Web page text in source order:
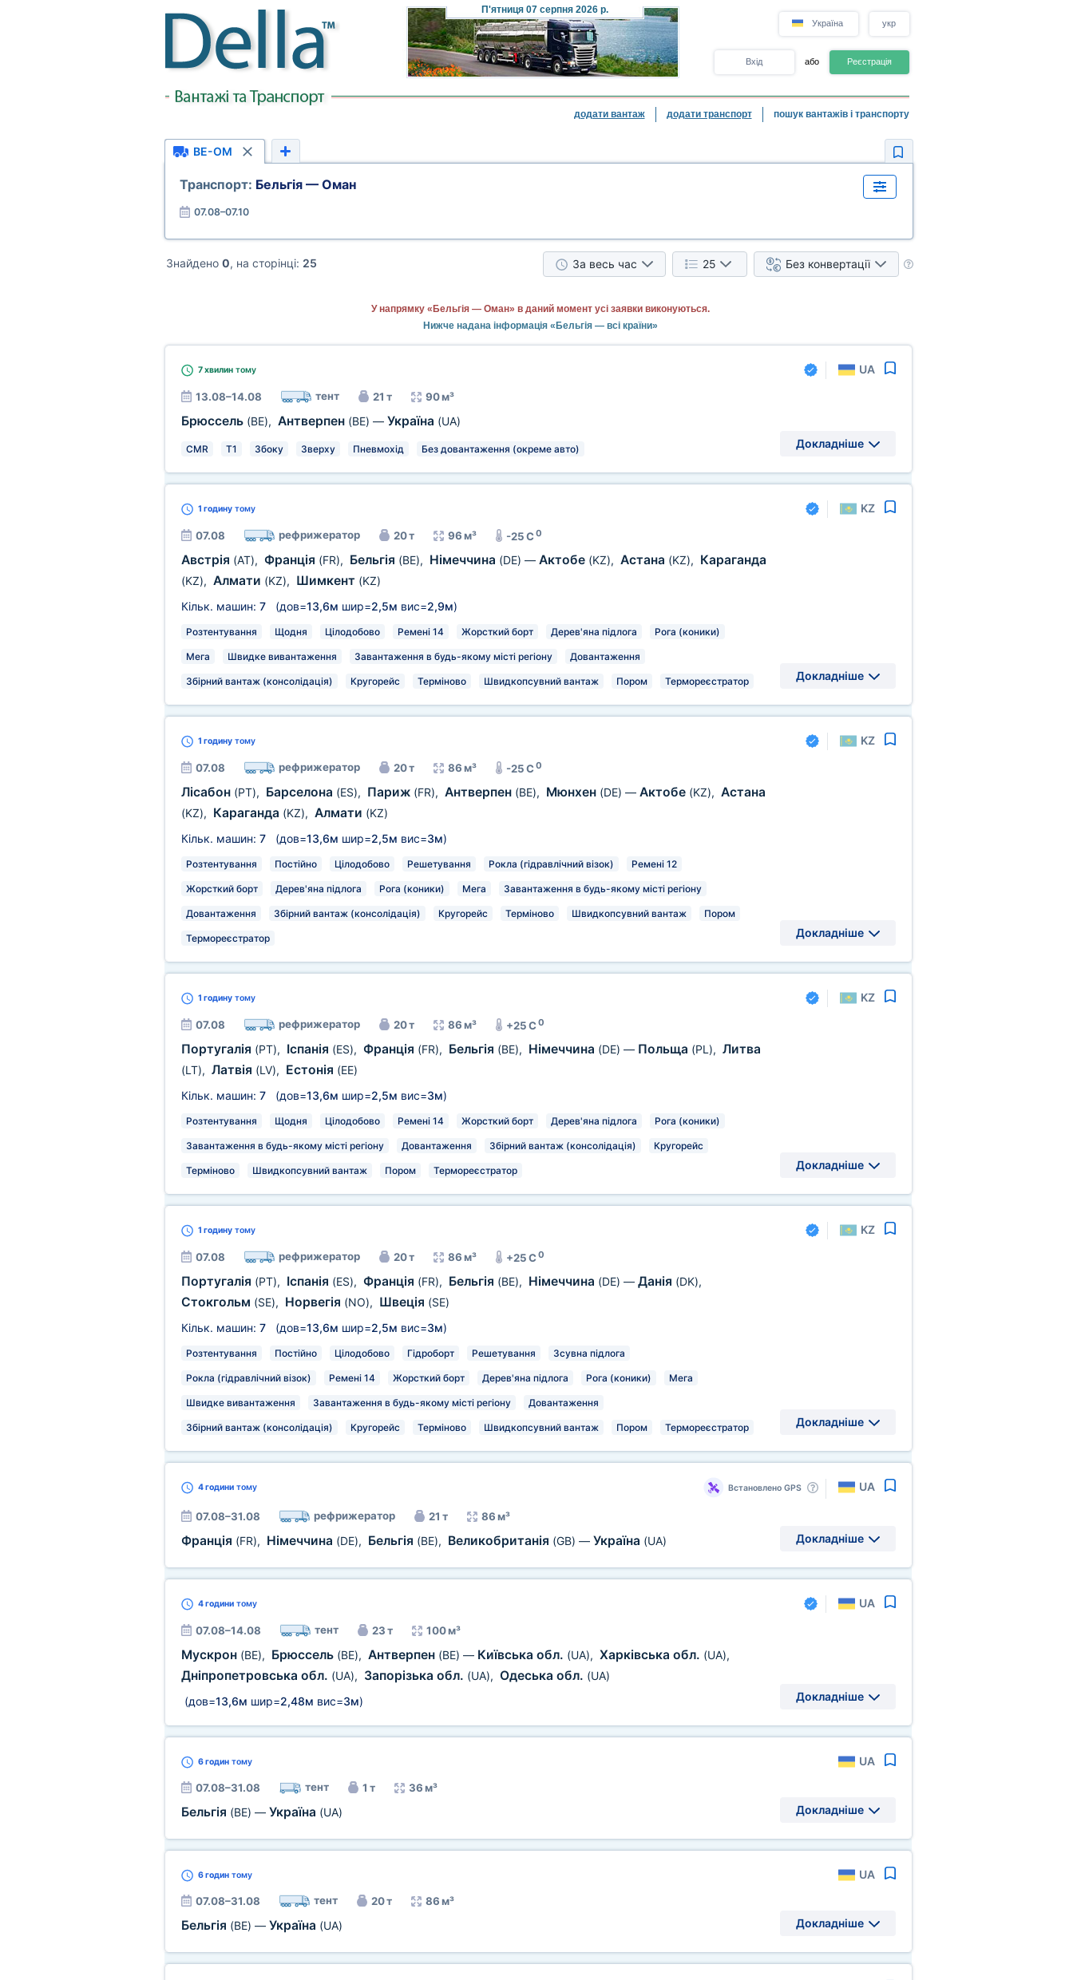
П'ятниця07 серпня 2026 р.
Україна укр
Вхід або Реєстрація
додати вантаж додати транспорт пошук вантажів і транспорту
BE-OM
Транспорт: Бельгія — Оман
07.08–07.10
Знайдено 0, на сторінці: 25 За весь час 25 Без конвертації
У напрямку «Бельгія — Оман» в даний момент усі заявки виконуються.
Нижче надана інформація «Бельгія — всі країни»
7 хвилинтому UA
13.08–14.08 тент 21 т 90 м³
Брюссель (BE), Антверпен (BE) — Україна (UA)
CMR T1 Збоку Зверху Пневмохід Без довантаження (окреме авто) Докладніше
1 годинутому KZ
07.08 рефрижератор 20 т 96 м³ -25 C0
Австрія (AT), Франція (FR), Бельгія (BE), Німеччина (DE) — Актобе (KZ), Астана (KZ), Караганда
(KZ), Алмати (KZ), Шимкент (KZ)
Кільк. машин: 7(дов=13,6м шир=2,5м вис=2,9м)
Розтентування Щодня Цілодобово Ремені 14 Жорсткий борт Дерев'яна підлога Рога (коники)
Мега Швидке вивантаження Завантаження в будь-якому місті регіону Довантаження
Збірний вантаж (консолідація) Кругорейс Терміново Швидкопсувний вантаж Пором Термореєстратор Докладніше
1 годинутому KZ
07.08 рефрижератор 20 т 86 м³ -25 C0
Лісабон (PT), Барселона (ES), Париж (FR), Антверпен (BE), Мюнхен (DE) — Актобе (KZ), Астана
(KZ), Караганда (KZ), Алмати (KZ)
Кільк. машин: 7(дов=13,6м шир=2,5м вис=3м)
Розтентування Постійно Цілодобово Решетування Рокла (гідравлічний візок) Ремені 12
Жорсткий борт Дерев'яна підлога Рога (коники) Мега Завантаження в будь-якому місті регіону
Довантаження Збірний вантаж (консолідація) Кругорейс Терміново Швидкопсувний вантаж Пором
Термореєстратор Докладніше
1 годинутому KZ
07.08 рефрижератор 20 т 86 м³ +25 C0
Португалія (PT), Іспанія (ES), Франція (FR), Бельгія (BE), Німеччина (DE) — Польща (PL), Литва
(LT), Латвія (LV), Естонія (EE)
Кільк. машин: 7(дов=13,6м шир=2,5м вис=3м)
Розтентування Щодня Цілодобово Ремені 14 Жорсткий борт Дерев'яна підлога Рога (коники)
Завантаження в будь-якому місті регіону Довантаження Збірний вантаж (консолідація) Кругорейс
Терміново Швидкопсувний вантаж Пором Термореєстратор Докладніше
1 годинутому KZ
07.08 рефрижератор 20 т 86 м³ +25 C0
Португалія (PT), Іспанія (ES), Франція (FR), Бельгія (BE), Німеччина (DE) — Данія (DK),
Стокгольм (SE), Норвегія (NO), Швеція (SE)
Кільк. машин: 7(дов=13,6м шир=2,5м вис=3м)
Розтентування Постійно Цілодобово Гідроборт Решетування Зсувна підлога
Рокла (гідравлічний візок) Ремені 14 Жорсткий борт Дерев'яна підлога Рога (коники) Мега
Швидке вивантаження Завантаження в будь-якому місті регіону Довантаження
Збірний вантаж (консолідація) Кругорейс Терміново Швидкопсувний вантаж Пором Термореєстратор Докладніше
4 годинитому Встановлено GPS UA
07.08–31.08 рефрижератор 21 т 86 м³
Франція (FR), Німеччина (DE), Бельгія (BE), Великобританія (GB) — Україна (UA) Докладніше
4 годинитому UA
07.08–14.08 тент 23 т 100 м³
Мускрон (BE), Брюссель (BE), Антверпен (BE) — Київська обл. (UA), Харківська обл. (UA),
Дніпропетровська обл. (UA), Запорізька обл. (UA), Одеська обл. (UA)
(дов=13,6м шир=2,48м вис=3м) Докладніше
6 годинтому UA
07.08–31.08 тент 1 т 36 м³
Бельгія (BE) — Україна (UA) Докладніше
6 годинтому UA
07.08–31.08 тент 20 т 86 м³
Бельгія (BE) — Україна (UA) Докладніше